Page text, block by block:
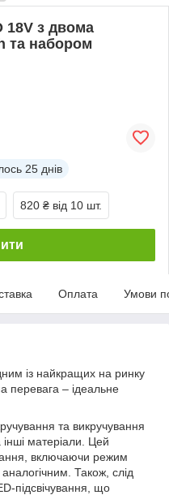
18V з двома
та набором
25 днів
820 ₴ від 10 шт.
Оплата Умови
із найкращих на ринку
перевага – ідеальне
та викручування
матеріали. Цей
включаючи режим
Також, слід
підсвічування, що